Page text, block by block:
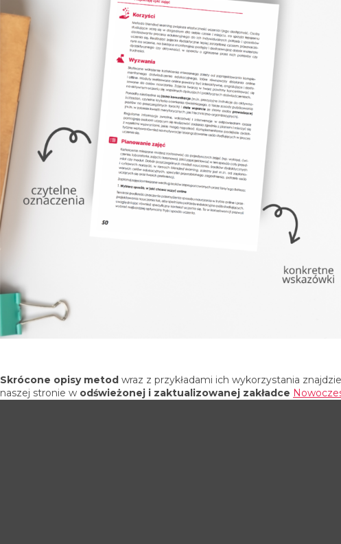
Skrócone opisy metod wraz z przykładami ich wykorzystania
naszej stronie w odświeżonej i zaktualizowanej zakładce